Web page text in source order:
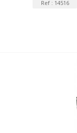
Ref : 14516